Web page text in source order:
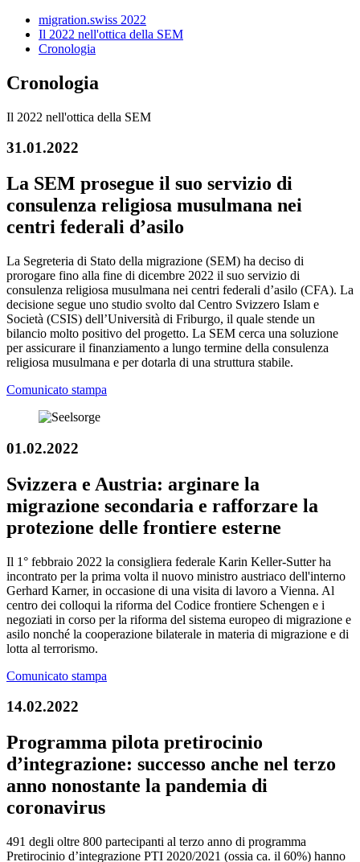
migration.swiss 2022
Il 2022 nell'ottica della SEM
Cronologia
Cronologia
Il 2022 nell'ottica della SEM
31.01.2022
La SEM prosegue il suo servizio di
consulenza religiosa musulmana nei
centri federali d’asilo
La Segreteria di Stato della migrazione (SEM) ha deciso di
prorogare fino alla fine di dicembre 2022 il suo servizio di
consulenza religiosa musulmana nei centri federali d’asilo (CFA). La
decisione segue uno studio svolto dal Centro Svizzero Islam e
Società (CSIS) dell’Università di Friburgo, il quale stende un
bilancio molto positivo del progetto. La SEM cerca una soluzione
per assicurare il finanziamento a lungo termine della consulenza
religiosa musulmana e per dotarla di una struttura stabile.
Comunicato stampa
01.02.2022
Svizzera e Austria: arginare la
migrazione secondaria e rafforzare la
protezione delle frontiere esterne
Il 1° febbraio 2022 la consigliera federale Karin Keller-Sutter ha
incontrato per la prima volta il nuovo ministro austriaco dell'interno
Gerhard Karner, in occasione di una visita di lavoro a Vienna. Al
centro dei colloqui la riforma del Codice frontiere Schengen e i
negoziati in corso per la riforma del sistema europeo di migrazione e
asilo nonché la cooperazione bilaterale in materia di migrazione e di
lotta al terrorismo.
Comunicato stampa
14.02.2022
Programma pilota pretirocinio
d’integrazione: successo anche nel terzo
anno nonostante la pandemia di
coronavirus
491 degli oltre 800 partecipanti al terzo anno di programma
Pretirocinio d’integrazione PTI 2020/2021 (ossia ca. il 60%) hanno